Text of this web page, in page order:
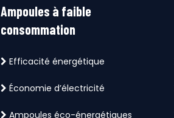
Ampoules à faible
consommation
Efficacité énergétique
Économie d’électricité
Ampoules éco-énergétiques